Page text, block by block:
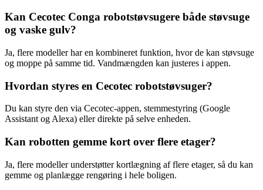
Kan Cecotec Conga robotstøvsugere både støvsuge
og vaske gulv?
Ja, flere modeller har en kombineret funktion, hvor de kan støvsuge
og moppe på samme tid. Vandmængden kan justeres i appen.
Hvordan styres en Cecotec robotstøvsuger?
Du kan styre den via Cecotec-appen, stemmestyring (Google
Assistant og Alexa) eller direkte på selve enheden.
Kan robotten gemme kort over flere etager?
Ja, flere modeller understøtter kortlægning af flere etager, så du kan
gemme og planlægge rengøring i hele boligen.